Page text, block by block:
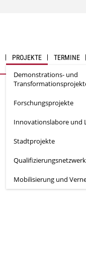
PROJEKTE
Demonstrations- und
Forschungsprojekte
Innovationslabore und
Stadtprojekte
Mobilisierung und
TERMINE